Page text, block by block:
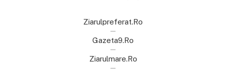
Ziarulpreferat.ro
Gazeta9.ro
Ziarulmare.ro